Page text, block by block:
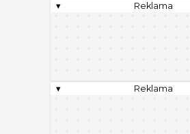
▾ Reklama
▾ Reklama